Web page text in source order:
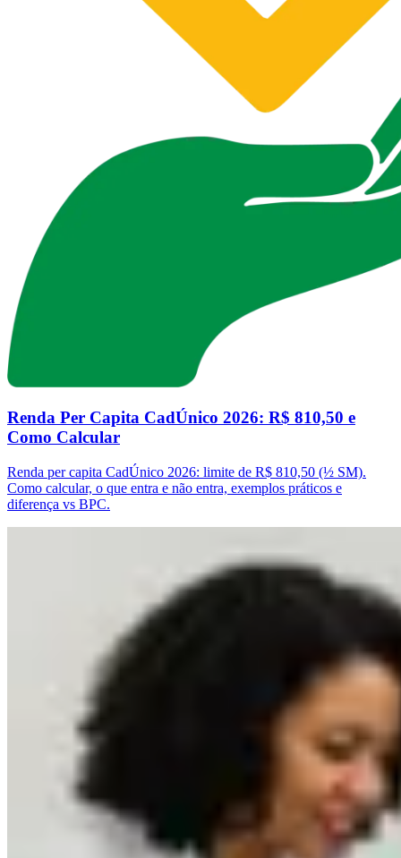
Renda Per Capita CadÚnico 2026: R$ 810,50 e
Como Calcular
Renda per capita CadÚnico 2026: limite de R$ 810,50 (½ SM).
Como calcular, o que entra e não entra, exemplos práticos e
diferença vs BPC.